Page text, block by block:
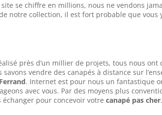
se chiffre en millions, nous ne vendons
notre collection, il est fort probable que
près d’un millier de projets, tous nous ont
vendre des canapés à distance sur
. Internet est pour nous un fantastique
avec vous. Par des moyens plus
échanger pour concevoir votrecanapé pas cher